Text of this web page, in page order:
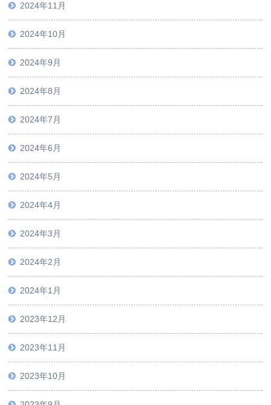
2024年11月
2024年10月
2024年9月
2024年8月
2024年7月
2024年6月
2024年5月
2024年4月
2024年3月
2024年2月
2024年1月
2023年12月
2023年11月
2023年10月